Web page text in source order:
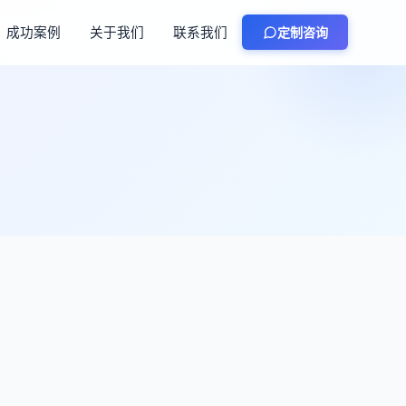
成功案例 关于我们 联系我们 定制咨询